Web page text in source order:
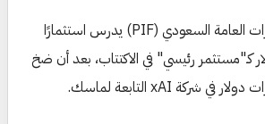
صندوق الاستثمارات العامة السعودي (PIF) يدرس استثمارًا
دولار كـ"مستثمر رئيسي" في الاكتتاب، بعد أن ضخ